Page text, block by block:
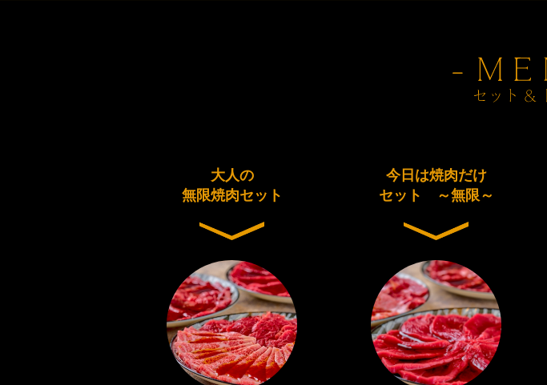
大人の
無限焼肉セット
今日は焼肉だけ
セット ～無限～